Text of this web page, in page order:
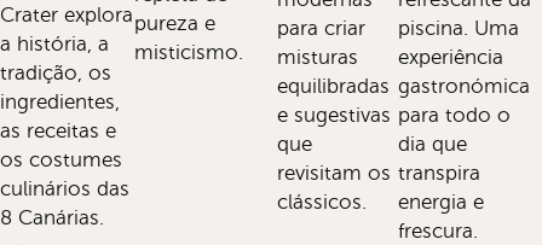
Crater explora
a história, a
tradição, os
ingredientes,
as receitas e
os costumes
culinários das
8 Canárias.
pureza e
misticismo.
para criar
misturas
equilibradas
e sugestivas
que
revisitam os
clássicos.
piscina. Uma
experiência
gastronómica
para todo o
dia que
transpira
energia e
frescura.